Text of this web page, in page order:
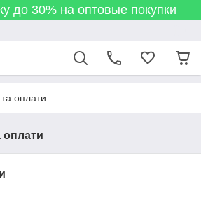
до 30% на оптовые покупки
оплати
оплати